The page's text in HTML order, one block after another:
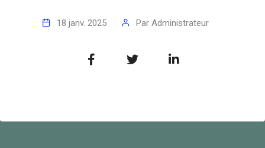
18 janv. 2025 Par Administrateur